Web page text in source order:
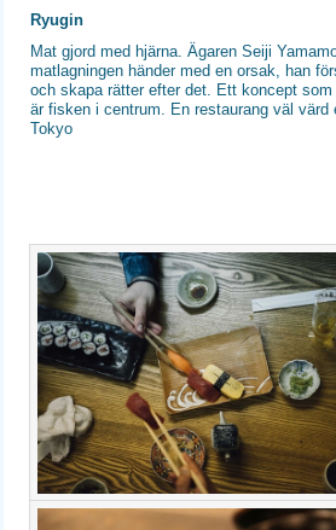
Ryugin
Mat gjord med hjärna. Ägaren Seiji
matlagningen händer med en orsak, han
och skapa rätter efter det. Ett koncept
är fisken i centrum. En restaurang väl värd
Tokyo